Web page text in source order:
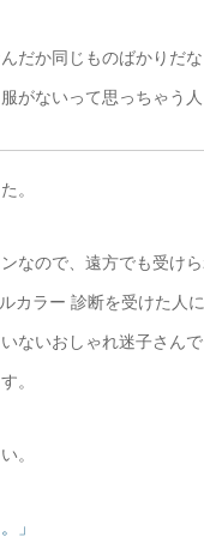
だか同じものばかりだ
がないって思っちゃう
。
なので、遠方でも受け
カラー 診断を受けた人
ないおしゃれ迷子さん
。
。
」